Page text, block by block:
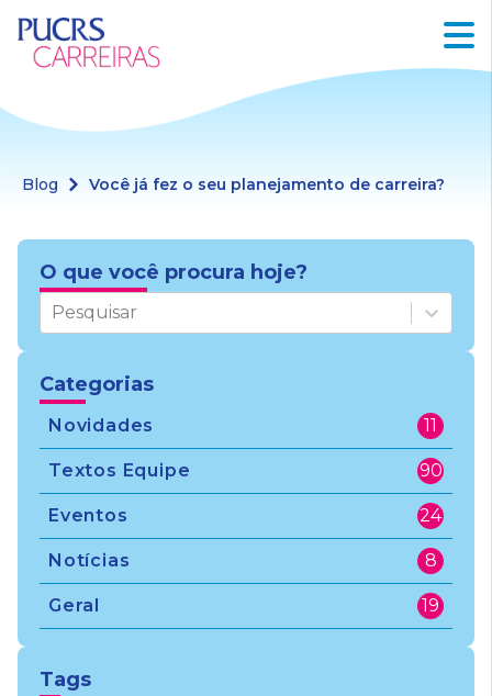
Blog Você já fez o seu planejamento de carreira?
O que você procura hoje?
Pesquisar
Categorias
Novidades 11
Textos Equipe 90
Eventos 24
Notícias 8
Geral 19
Tags